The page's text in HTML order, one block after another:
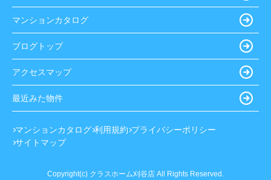
マンションカタログ
ブログトップ
アクセスマップ
最近みた物件
マンションカタログ 利用規約 プライバシーポリシー
サイトマップ
Copyright(c) クラスホーム刈谷店 All Rights Reserved.